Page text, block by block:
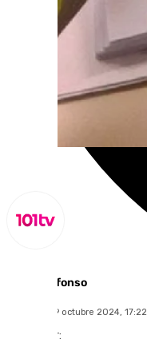
Miguel Alfonso
miércoles, 9 octubre 2024, 17:22
Compartir: